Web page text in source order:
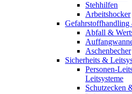
Stehhilfen
Arbeitshocker
Abfall &
Aschenbecher
Sicherheits &
Personen-
Leitsysteme
Schutzecken